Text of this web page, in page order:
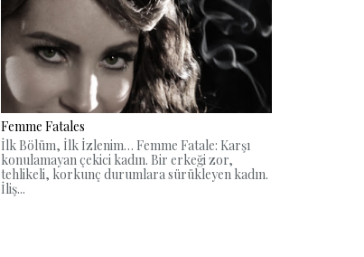
Femme Fatales
İlk Bölüm, İlk İzlenim… Femme Fatale: Karşı
konulamayan çekici kadın. Bir erkeği zor,
tehlikeli, korkunç durumlara sürükleyen kadın.
İliş...